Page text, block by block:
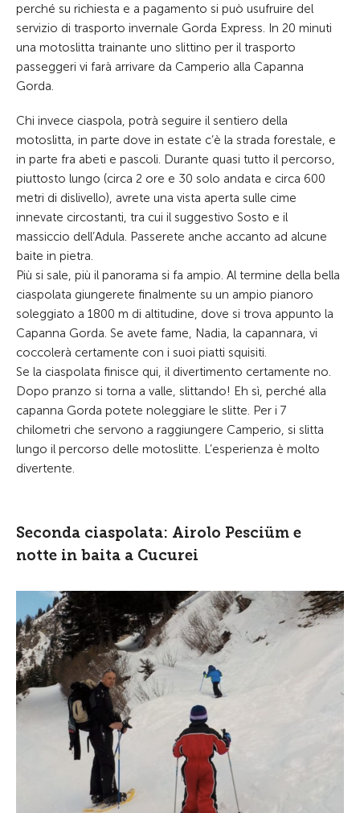
perché su richiesta e a pagamento si può usufruire del
servizio di trasporto invernale Gorda Express. In 20 minuti
una motoslitta trainante uno slittino per il trasporto
passeggeri vi farà arrivare da Camperio alla Capanna
Gorda.
Chi invece ciaspola, potrà seguire il sentiero della
motoslitta, in parte dove in estate c’è la strada forestale, e
in parte fra abeti e pascoli. Durante quasi tutto il percorso,
piuttosto lungo (circa 2 ore e 30 solo andata e circa 600
metri di dislivello), avrete una vista aperta sulle cime
innevate circostanti, tra cui il suggestivo Sosto e il
massiccio dell’Adula. Passerete anche accanto ad alcune
baite in pietra.
Più si sale, più il panorama si fa ampio. Al termine della bella
ciaspolata giungerete finalmente su un ampio pianoro
soleggiato a 1800 m di altitudine, dove si trova appunto la
Capanna Gorda. Se avete fame, Nadia, la capannara, vi
coccolerà certamente con i suoi piatti squisiti.
Se la ciaspolata finisce qui, il divertimento certamente no.
Dopo pranzo si torna a valle, slittando! Eh sì, perché alla
capanna Gorda potete noleggiare le slitte. Per i 7
chilometri che servono a raggiungere Camperio, si slitta
lungo il percorso delle motoslitte. L’esperienza è molto
divertente.
Seconda ciaspolata: Airolo Pesciüm e
notte in baita a Cucurei